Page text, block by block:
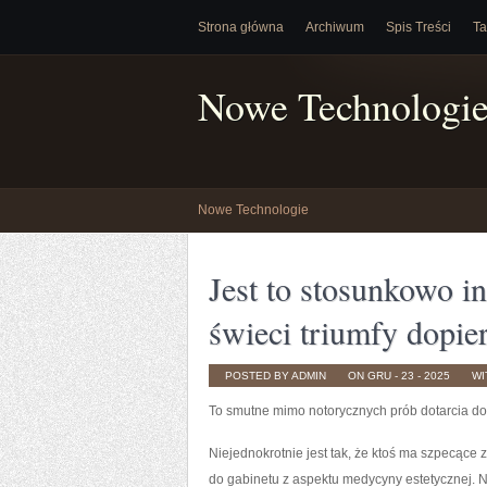
Strona główna Archiwum Spis Treści
Nowe
Nowe Technologie
Jest to stosunkowo
świeci triumfy
POSTED BY ADMIN ON GRU - 23 - 2025
To smutne mimo notorycznych prób dotarcia
Niejednokrotnie jest tak, że ktoś ma
do gabinetu z aspektu medycyny estetycznej.